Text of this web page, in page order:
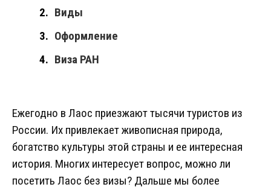
Виды
Оформление
Виза РАН
Ежегодно в Лаос приезжают тысячи туристов из
России. Их привлекает живописная природа,
богатство культуры этой страны и ее интересная
история. Многих интересует вопрос, можно ли
посетить Лаос без визы? Дальше мы более